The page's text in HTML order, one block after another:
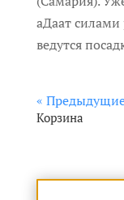
аДаат силами
ведутся
«
Корзина